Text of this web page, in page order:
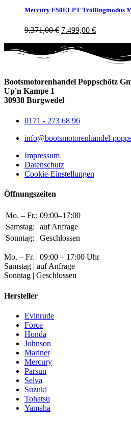
Mercury F50ELPT Trollingmodus
9.371,00€ 7.499,00 €
Bootsmotorenhandel Poppschötz
Up'n Kampe 1
30938 Burgwedel
0171 - 273 68 96
info@bootsmotorenhandel-
Impressum
Datenschutz
Cookie-Einstellungen
Öffnungszeiten
Mo. – Fr.: 09:00–17:00
Samstag:
auf Anfrage
Sonntag:
Geschlossen
Mo. – Fr. | 09:00 – 17:00 Uhr
Samstag | auf Anfrage
Sonntag | Geschlossen
Hersteller
Evinrude
Force
Honda
Johnson
Mariner
Mercury
Parsun
Selva
Suzuki
Tohatsu
Yamaha